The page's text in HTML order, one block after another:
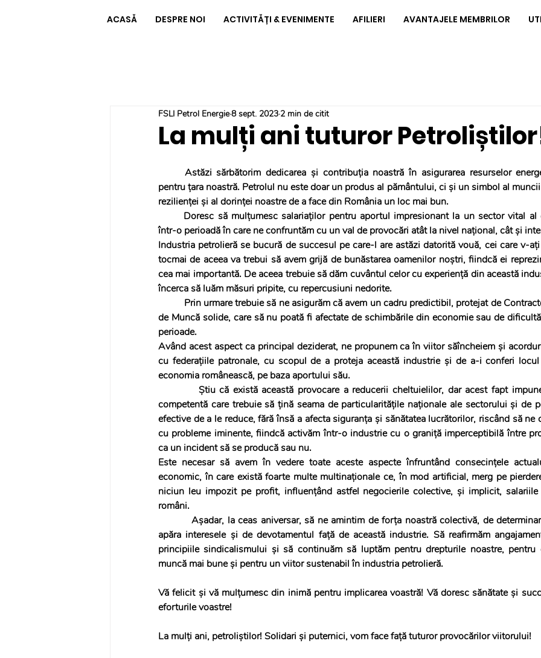
ACASĂ DESPRE NOI ACTIVITĂȚI & EVENIMENTE AFILIERI AVANTAJELE MEMBRILOR
La mulți ani tuturor
FSLI Petrol Energie8 sept. 2023 2 min de citit
Astăzi sărbătorim dedicarea și contribuția noastră în asigurarea resurselor
pentru țara noastră. Petrolul nu este doar un produs al pământului, ci și un simbol al
rezilienței și al dorinței noastre de a face din România un loc mai bun.
Doresc să mulțumesc salariaților pentru aportul impresionant la un sector vital al
într-o perioadă în care ne confruntăm cu un val de provocări atât la nivel național, cât și
Industria petrolieră se bucură de succesul pe care-l are astăzi datorită vouă, cei care v-
tocmai de aceea va trebui să avem grijă de bunăstarea oamenilor noștri, fiindcă ei
cea mai importantă. De aceea trebuie să dăm cuvântul celor cu experiență din această
încerca să luăm măsuri pripite, cu repercusiuni nedorite.
de Muncă solide, care să nu poată fi afectate de schimbările din economie sau de
perioade.
Având acest aspect ca principal deziderat, ne propunem ca în viitor săîncheiem și
cu federațiile patronale, cu scopul de a proteja această industrie și de a-i conferi
economia românească, pe baza aportului său.
competentă care trebuie să țină seama de particularitățile naționale ale sectorului și de
efective de a le reduce, fără însă a afecta siguranța și sănătatea lucrătorilor, riscând să ne
cu probleme iminente, fiindcă activăm într-o industrie cu o graniță imperceptibilă între
ca un incident să se producă sau nu.
Este necesar să avem în vedere toate aceste aspecte înfruntând consecințele
economic, în care există foarte multe multinaționale ce, în mod artificial, merg pe
niciun leu impozit pe profit, influențând astfel negocierile colective, și implicit, salariile
români.
          Așadar, la ceas aniversar, să ne amintim de forța noastră colectivă, de determinarea de a ne
apăra interesele și de devotamentul față de această industrie. Să reafirmăm
principiile sindicalismului și să continuăm să luptăm pentru drepturile noastre, pentru
muncă mai bune și pentru un viitor sustenabil în industria petrolieră.
Vă felicit și vă mulțumesc din inimă pentru implicarea voastră! Vă doresc sănătate și
eforturile voastre!
La mulți ani, petroliștilor! Solidari și puternici, vom face față tuturor provocărilor viitorului!